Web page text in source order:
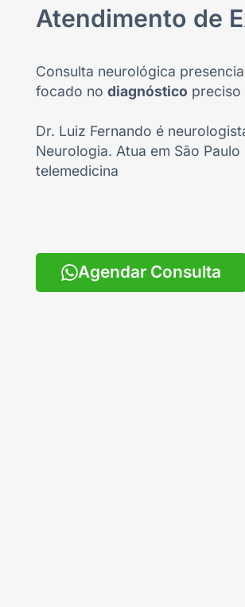
Atendimento de
Consulta neurológica
focado no diagnóstico preciso
Dr. Luiz Fernando é
Neurologia. Atua em São
telemedicina
Agendar Consulta